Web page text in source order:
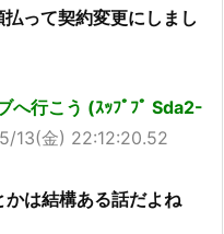
って契約変更にしまし
へ行こう (ｽｯﾌﾟﾌﾟ Sda2-
13(金) 22:12:20.52
は結構ある話だよね